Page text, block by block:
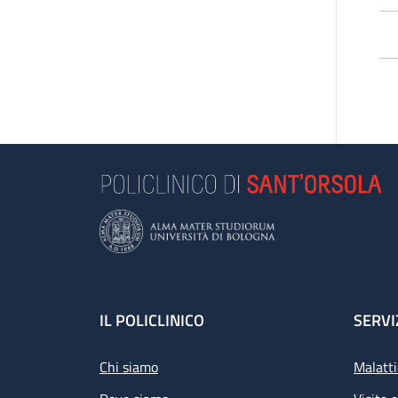
Footer
IL POLICLINICO
Chi siamo